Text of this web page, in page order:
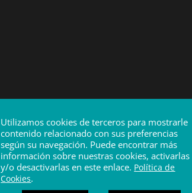
Utilizamos cookies de terceros para mostrarle
contenido relacionado con sus preferencias
según su navegación. Puede encontrar más
información sobre nuestras cookies, activarlas
y/o desactivarlas en este enlace. Política de
Cookies.